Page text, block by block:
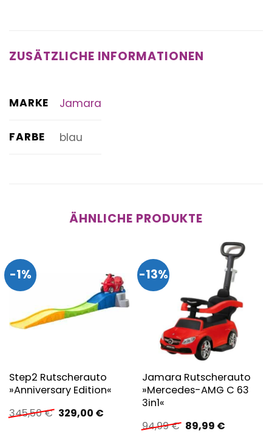
ZUSÄTZLICHE INFORMATIONEN
MARKE Jamara
FARBE blau
ÄHNLICHE PRODUKTE
-1%
Step2 Rutscherauto
»Anniversary Edition«
345,50€ Ursprünglicher
Preis
329,00 €Aktueller
-13%
Jamara Rutscherauto
»Mercedes-AMG C 63
3in1«
94,99€ Ursprünglicher
Preis
89,99 €Aktueller